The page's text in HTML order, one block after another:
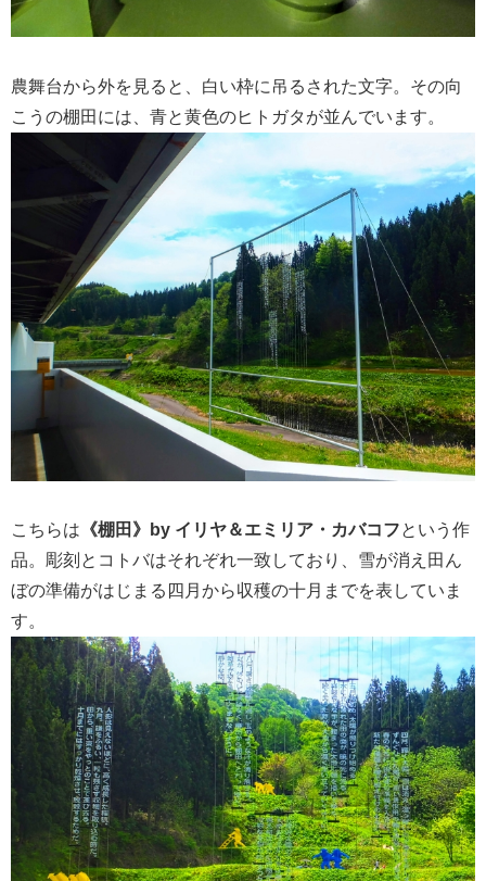
農舞台から外を見ると、白い枠に吊るされた文字。その向
こうの棚田には、青と黄色のヒトガタが並んでいます。
こちらは 《棚田》by イリヤ＆エミリア・カバコフという作
品。彫刻とコトバはそれぞれ一致しており、雪が消え田ん
ぼの準備がはじまる四月から収穫の十月までを表していま
す。